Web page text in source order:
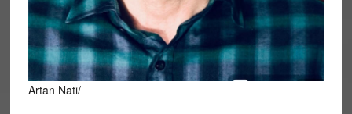
Artan Nati/